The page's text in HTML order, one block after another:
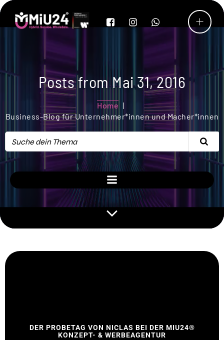
Posts from Mai 31, 2016
Home
Business-Blog für Unternehmer*innen und Macher*innen
DER PROBETAG VON NICLAS BEI DER MIU24®
KONZEPT- & WERBEAGENTUR